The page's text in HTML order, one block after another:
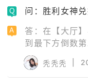
问：胜利女神
答：在【大厅
到最下方倒数
点击其中的【
面。 在该界面
秃秃秃